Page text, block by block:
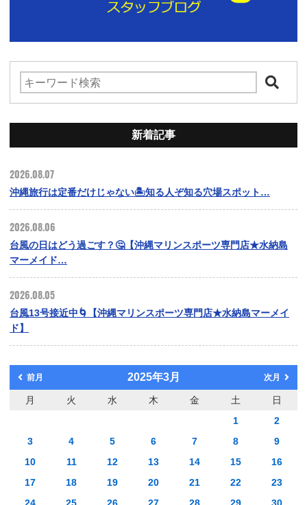
新着記事
2026.08.07
沖縄旅行は定番だけじゃない🏝️知る人ぞ知る穴場スポット…
2026.08.06
台風の日はどう過ごす？🤔【沖縄マリンスポーツ専門店★水納島
マーメイド…
2026.08.05
台風13号接近中🌀【沖縄マリンスポーツ専門店★水納島マーメイ
ド】
前月 2025年3月 次月
月 火 水 木 金 土
日
1
2
3
4 5 6 7 8
9
10
11 12 13 14 15
16
17
18 19 20 21 22
23
24
25 26 27 28 29 30